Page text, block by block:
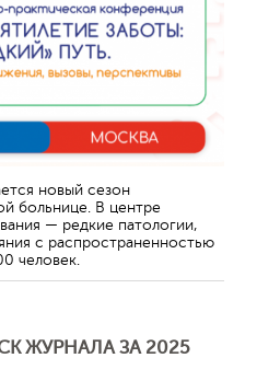
новый сезон
больнице. В центре
— редкие патологии,
с распространенностью
человек.
ЖУРНАЛА ЗА 2025